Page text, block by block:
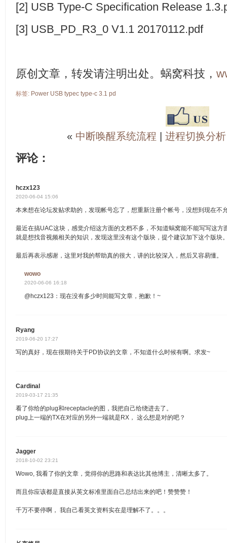
[2] USB Type-C Specification Release
[3] USB_PD_R3_0 V1.1 20170112.pdf
原创文章，转发请注明出处。蜗窝科技，
标签: Power USB typec type-c 3.1 pd
« 中断唤醒系统流程 进程切换分
评论：
hczx123
2020-06-04 15:06
本来想在论坛发贴求助的，发现帐号忘了，想重新注册个帐号，没想到现在不
最近在搞UAC这块，感觉介绍这方面的文档不多，不知道蜗窝能不能写写这方
就是想找音视频相关的知识，发现这里没有这个版块，提个建议加下这个版块
最后再表示感谢，这里对我的帮助真的很大，讲的比较深入，然后又容易懂。
wowo
2020-06-06 16:18
@hczx123：现在没有多少时间能写文章，抱歉！~
Ryang
2019-06-20 17:27
写的真好，现在很期待关于PD协议的文章，不知道什么时候有啊。求发~
Cardinal
2019-03-17 21:35
看了你给的plug和receptacle的图，我把自己给绕进去了。
plug上一端的TX在对应的另外一端就是RX， 这么想是对的吧？
Jagger
2018-10-02 23:21
Wowo, 我看了你的文章，觉得你的思路和表达比其他博主，清晰太多了。
而且你应该都是直接从英文标准里面自己总结出来的吧！赞赞赞！
千万不要停啊， 我自己看英文资料实在是理解不了。。。